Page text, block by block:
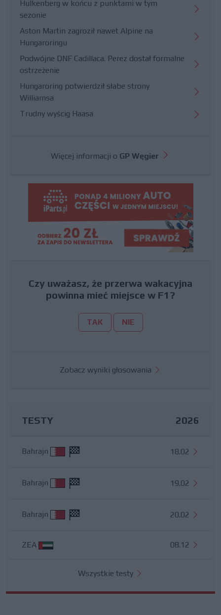
Hulkenberg w końcu z punktami w tym
sezonie
Aston Martin zagroził nawet Alpine na
Hungaroringu
Podwójne DNF Cadillaca. Perez dostał formalne
ostrzeżenie
Hungaroring potwierdził słabe strony
Williamsa
Trudny wyścig Haasa
Więcej informacji o GP Węgier
Czy uważasz, że przerwa wakacyjna
powinna mieć miejsce w F1?
TAK NIE
Zobacz wyniki głosowania
TESTY 2026
Bahrajn 18.02
Bahrajn 19.02
Bahrajn 20.02
ZEA 08.12
Wszystkie testy